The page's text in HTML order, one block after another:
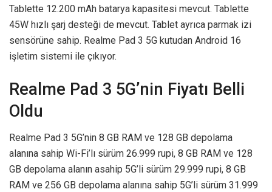
Tablette 12.200 mAh batarya kapasitesi mevcut. Tablette
45W hızlı şarj desteği de mevcut. Tablet ayrıca parmak izi
sensörüne sahip. Realme Pad 3 5G kutudan Android 16
işletim sistemi ile çıkıyor.
Realme Pad 3 5G’nin Fiyatı Belli
Oldu
Realme Pad 3 5G’nin 8 GB RAM ve 128 GB depolama
alanına sahip Wi-Fi’lı sürüm 26.999 rupi, 8 GB RAM ve 128
GB depolama alanın asahip 5G’li sürüm 29.999 rupi, 8 GB
RAM ve 256 GB depolama alanına sahip 5G’li sürüm 31.999